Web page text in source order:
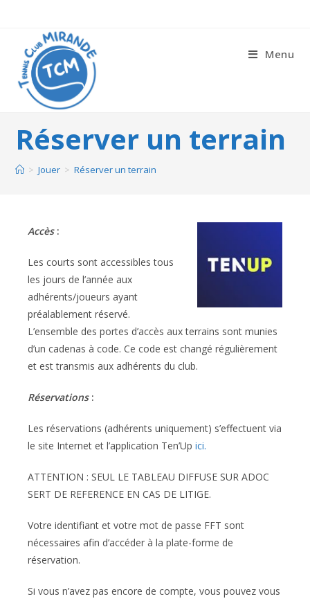
Menu
Réserver un terrain
> Jouer > Réserver un terrain
Accès:
Les courts sont accessibles tous
les jours de l’année aux
adhérents/joueurs ayant
préalablement réservé.
L’ensemble des portes d’accès aux terrains sont munies
d’un cadenas à code. Ce code est changé régulièrement
et est transmis aux adhérents du club.
Réservations:
Les réservations (adhérents uniquement) s’effectuent via
le site Internet et l’application Ten’Up ici.
ATTENTION : SEUL LE TABLEAU DIFFUSE SUR ADOC
SERT DE REFERENCE EN CAS DE LITIGE.
Votre identifiant et votre mot de passe FFT sont
nécessaires afin d’accéder à la plate-forme de
réservation.
Si vous n’avez pas encore de compte, vous pouvez vous